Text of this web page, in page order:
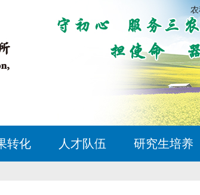
转化 人才队伍 研究生培养